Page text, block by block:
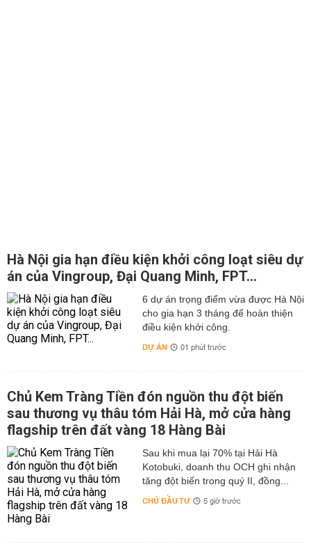
Hà Nội gia hạn điều kiện khởi công loạt siêu dự
án của Vingroup, Đại Quang Minh, FPT...
6 dự án trọng điểm vừa được Hà Nội
cho gia hạn 3 tháng để hoàn thiện
điều kiện khởi công.
DỰ ÁN 01 phút trước
Chủ Kem Tràng Tiền đón nguồn thu đột biến
sau thương vụ thâu tóm Hải Hà, mở cửa hàng
flagship trên đất vàng 18 Hàng Bài
Sau khi mua lại 70% tại Hải Hà
Kotobuki, doanh thu OCH ghi nhận
tăng đột biến trong quý II, đồng...
CHỦ ĐẦU TƯ 5 giờ trước